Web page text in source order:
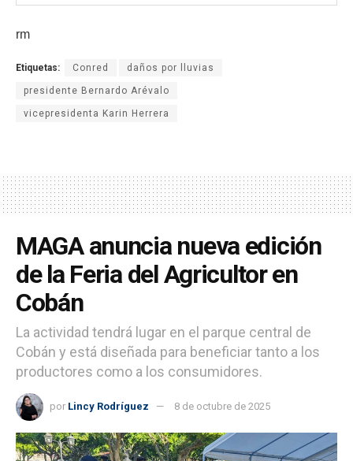
rm
Etiquetas: Conred daños por lluvias
presidente Bernardo Arévalo
vicepresidenta Karin Herrera
MAGA anuncia nueva edición
de la Feria del Agricultor en
Cobán
La actividad tendrá lugar en el parque central de
Cobán y está diseñada para beneficiar tanto a los
productores como a los consumidores.
por Lincy Rodríguez 8 de octubre de 2025